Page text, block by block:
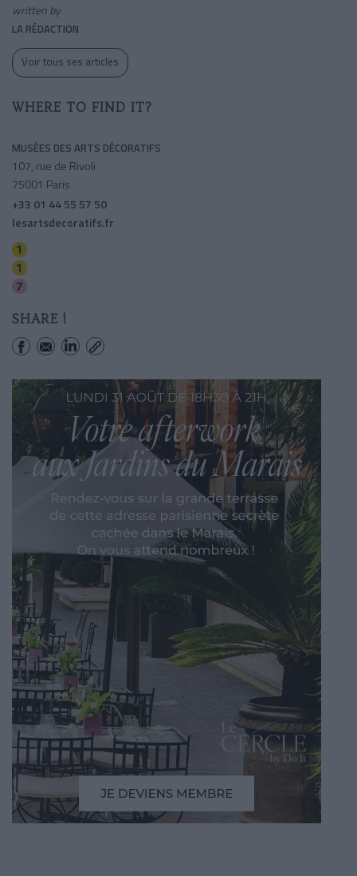
written by
LA RÉDACTION
Voir tous ses articles
WHERE TO FIND IT?
MUSÉES DES ARTS DÉCORATIFS
107, rue de Rivoli
75001 Paris
+33 01 44 55 57 50
lesartsdecoratifs.fr
SHARE !